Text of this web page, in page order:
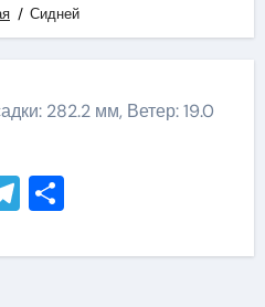
Сидней
282.2 мм, Ветер: 19.0
Telegram
Отправить